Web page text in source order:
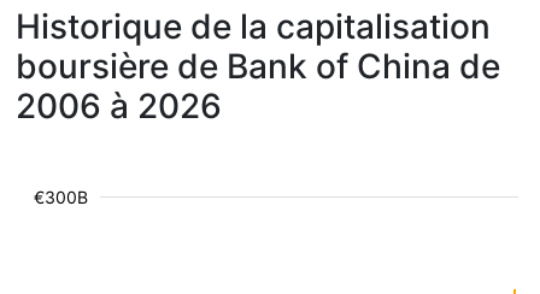
Historique de la capitalisation
boursière de Bank of China de
2006 à 2026
€300B